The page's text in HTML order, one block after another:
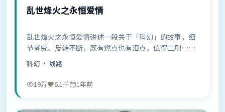
乱世烽火之永恒爱情
乱世烽火之永恒爱情讲述一段关于「科幻」的故事，细
节考究、反转不断，既有燃点也有泪点，值得二刷……
科幻 · 线路
19万 6.1千 1年前